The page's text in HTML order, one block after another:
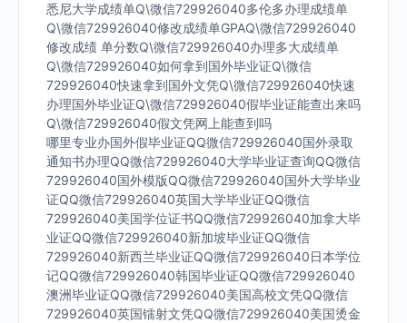
悉尼大学成绩单Q\微信729926040多伦多办理成绩单
Q\微信729926040修改成绩单GPAQ\微信729926040
修改成绩 单分数Q\微信729926040办理多大成绩单
Q\微信729926040如何拿到国外毕业证Q\微信
729926040快速拿到国外文凭Q\微信729926040快速
办理国外毕业证Q\微信729926040假毕业证能查出来吗
Q\微信729926040假文凭网上能查到吗
哪里专业办国外假毕业证QQ微信729926040国外录取
通知书办理QQ微信729926040大学毕业证查询QQ微信
729926040国外模版QQ微信729926040国外大学毕业
证QQ微信729926040英国大学毕业证QQ微信
729926040美国学位证书QQ微信729926040加拿大毕
业证QQ微信729926040新加坡毕业证QQ微信
729926040新西兰毕业证QQ微信729926040日本学位
记QQ微信729926040韩国毕业证QQ微信729926040
澳洲毕业证QQ微信729926040美国高校文凭QQ微信
729926040英国镭射文凭QQ微信729926040美国烫金